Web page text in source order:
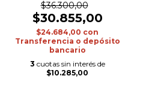
$36.300,00
$30.855,00
$24.684,00 con
Transferencia o depósito
bancario
3 cuotas sin interés de
$10.285,00